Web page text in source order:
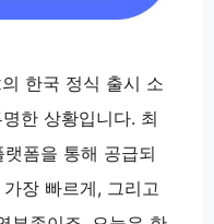
한국 정식 출시 소
한 상황입니다. 최
폼을 통해 공급되
장 빠르게, 그리고